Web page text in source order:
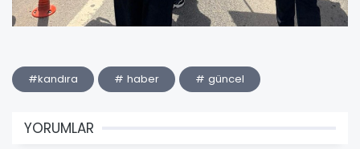
#kandıra # haber # güncel
YORUMLAR